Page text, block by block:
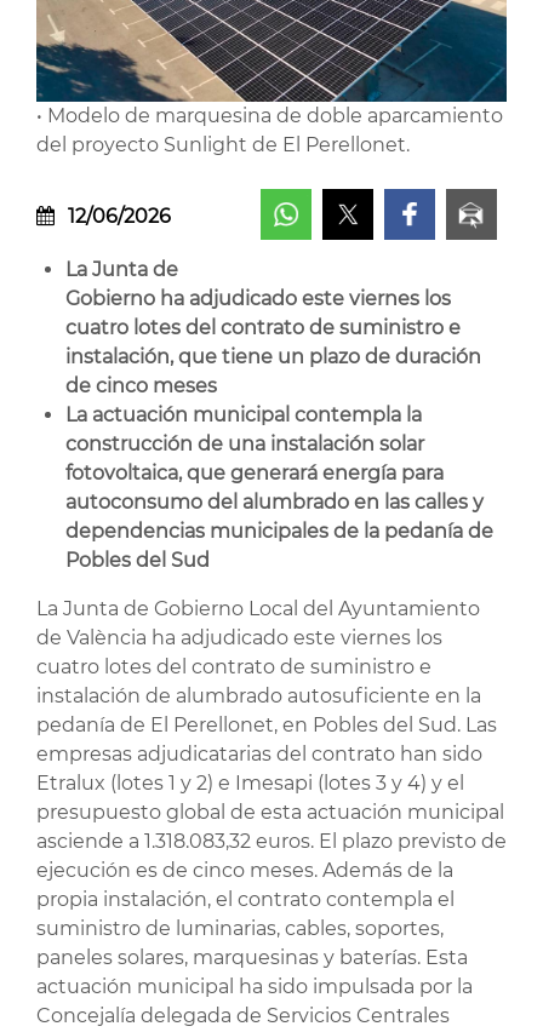
• Modelo de marquesina de doble aparcamiento
del proyecto Sunlight de El Perellonet.
12/06/2026
La Junta de
Gobierno ha adjudicado este viernes los
cuatro lotes del contrato de suministro e
instalación, que tiene un plazo de duración
de cinco meses
La actuación municipal contempla la
construcción de una instalación solar
fotovoltaica, que generará energía para
autoconsumo del alumbrado en las calles y
dependencias municipales de la pedanía de
Pobles del Sud
La Junta de Gobierno Local del Ayuntamiento
de València ha adjudicado este viernes los
cuatro lotes del contrato de suministro e
instalación de alumbrado autosuficiente en la
pedanía de El Perellonet, en Pobles del Sud. Las
empresas adjudicatarias del contrato han sido
Etralux (lotes 1 y 2) e Imesapi (lotes 3 y 4) y el
presupuesto global de esta actuación municipal
asciende a 1.318.083,32 euros. El plazo previsto de
ejecución es de cinco meses. Además de la
propia instalación, el contrato contempla el
suministro de luminarias, cables, soportes,
paneles solares, marquesinas y baterías. Esta
actuación municipal ha sido impulsada por la
Concejalía delegada de Servicios Centrales